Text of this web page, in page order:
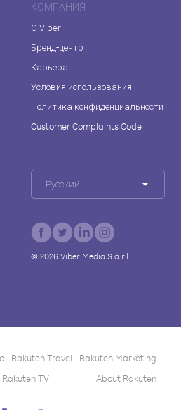
КОМПАНИЯ
О Viber
Бренд-центр
Карьера
Условия использования
Политика конфиденциальности
Customer Complaints Code
Русский
© 2026Viber Media S.à r.l.
Rakuten Travel
Rakuten Marketing
Rakuten TV About Rakuten